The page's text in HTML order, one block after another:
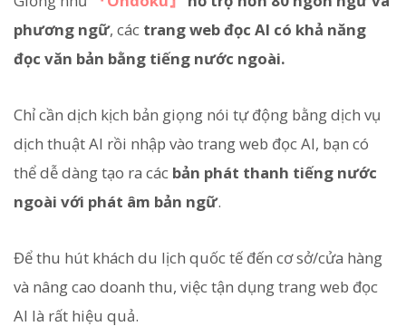
phương ngữ, các trang web đọc AI có khả năng
đọc văn bản bằng tiếng nước ngoài.
Chỉ cần dịch kịch bản giọng nói tự động bằng dịch vụ
dịch thuật AI rồi nhập vào trang web đọc AI, bạn có
thể dễ dàng tạo ra các bản phát thanh tiếng nước
ngoài với phát âm bản ngữ.
Để thu hút khách du lịch quốc tế đến cơ sở/cửa hàng
và nâng cao doanh thu, việc tận dụng trang web đọc
AI là rất hiệu quả.